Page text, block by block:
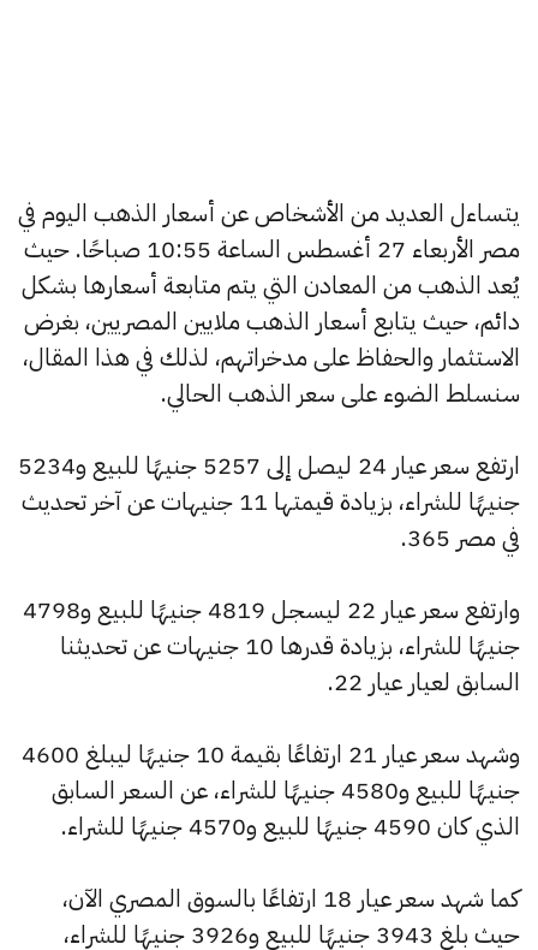
يتساءل العديد من الأشخاص عن أسعار الذهب اليوم في
مصر الأربعاء 27 أغسطس الساعة 10:55 صباحًا. حيث
يُعد الذهب من المعادن التي يتم متابعة أسعارها بشكل
دائم، حيث يتابع أسعار الذهب ملايين المصريين، بغرض
الاستثمار والحفاظ على مدخراتهم، لذلك في هذا المقال،
سنسلط الضوء على سعر الذهب الحالي.
ارتفع سعر عيار 24 ليصل إلى 5257 جنيهًا للبيع و5234
جنيهًا للشراء، بزيادة قيمتها 11 جنيهات عن آخر تحديث
في مصر 365.
وارتفع سعر عيار 22 ليسجل 4819 جنيهًا للبيع و4798
جنيهًا للشراء، بزيادة قدرها 10 جنيهات عن تحديثنا
السابق لعيار عيار 22.
وشهد سعر عيار 21 ارتفاعًا بقيمة 10 جنيهًا ليبلغ 4600
جنيهًا للبيع و4580 جنيهًا للشراء، عن السعر السابق
الذي كان 4590 جنيهًا للبيع و4570 جنيهًا للشراء.
كما شهد سعر عيار 18 ارتفاعًا بالسوق المصري الآن،
حيث بلغ 3943 جنيهًا للبيع و3926 جنيهًا للشراء،